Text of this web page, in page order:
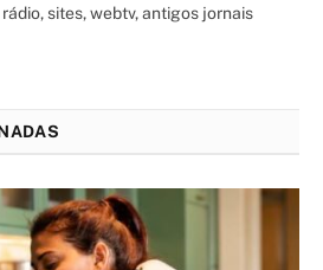
sites, webtv, antigos jornais